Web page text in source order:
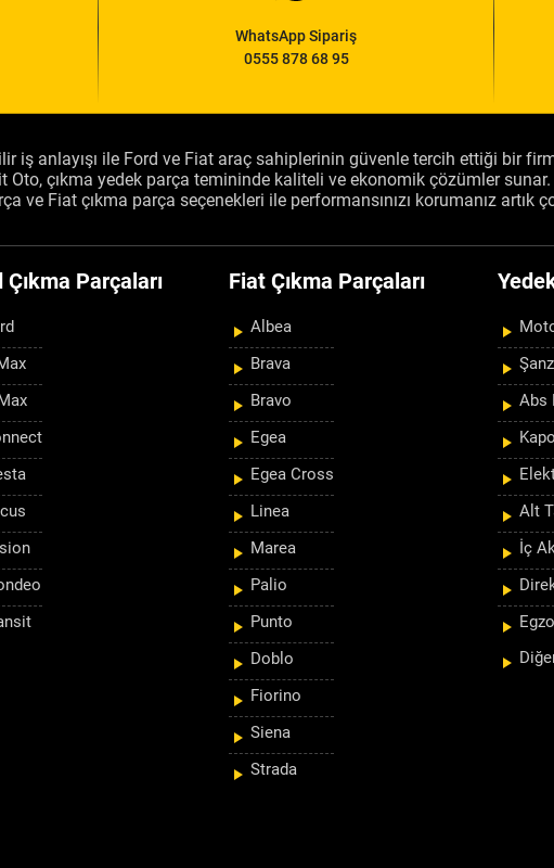
WhatsApp Sipariş
0555 878 68 95
iş anlayışı ile Ford ve Fiat araç sahiplerinin güvenle tercih ettiği bir
çıkma yedek parça temininde kaliteli ve ekonomik çözümler sunar.
ve Fiat çıkma parça seçenekleri ile performansınızı korumanız artık
Çıkma Parçaları Fiat Çıkma Parçaları
Albea
Brava
Bravo
Egea
Egea Cross
Linea
Marea
Palio
Punto
Doblo
Fiorino
Siena
Strada
Abs
Alt
İç